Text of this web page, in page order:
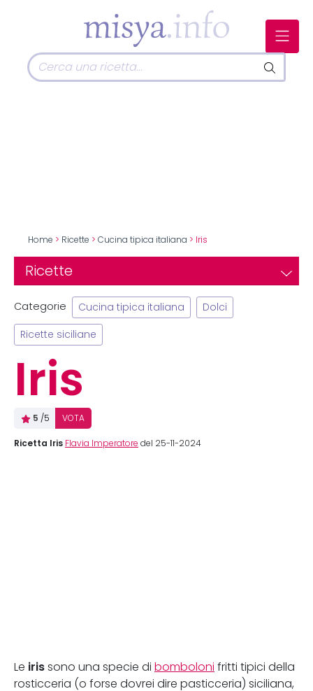
Home > Ricette > Cucina tipica italiana > Iris
Ricette
Categorie Cucina tipica italiana Dolci
Ricette siciliane
Iris
5 /5 VOTA
Ricetta Iris Flavia Imperatore del 25-11-2024
Le iris sono una specie di bomboloni fritti tipici della
rosticceria (o forse dovrei dire pasticceria) siciliana,